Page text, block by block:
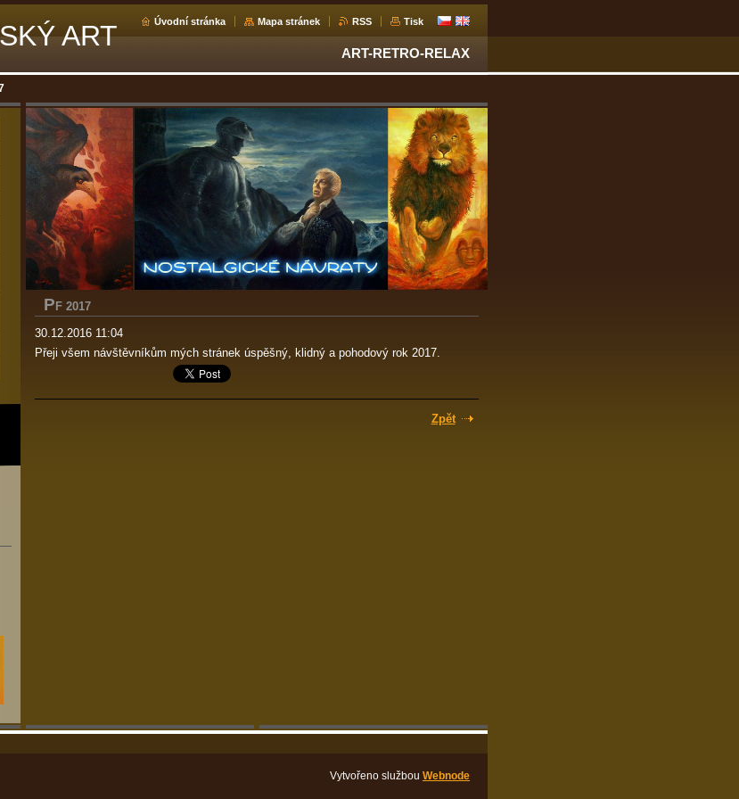
ART Úvodní stránka Mapa stránek RSS Tisk
ART-RETRO-RELAX
P F 2017
30.12.2016 11:04
Přeji všem návštěvníkům mých stránek úspěšný, klidný a pohodový rok 2017.
Zpět
Vytvořeno službou Webnode